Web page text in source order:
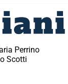
Perrino
Scotti